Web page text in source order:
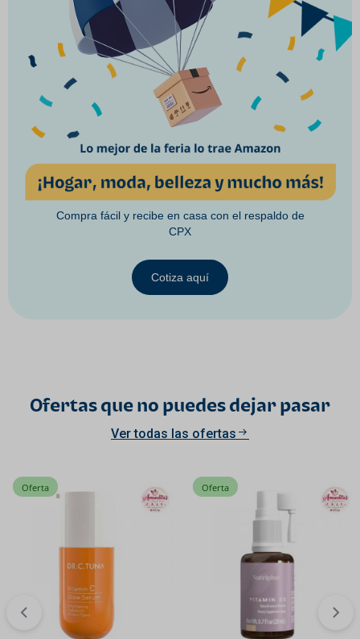
Compra fácil y recibe en casa con el respaldo de
CPX
Cotiza aquí
Ofertas que no puedes dejar pasar
Ver todas las ofertas
Oferta Oferta